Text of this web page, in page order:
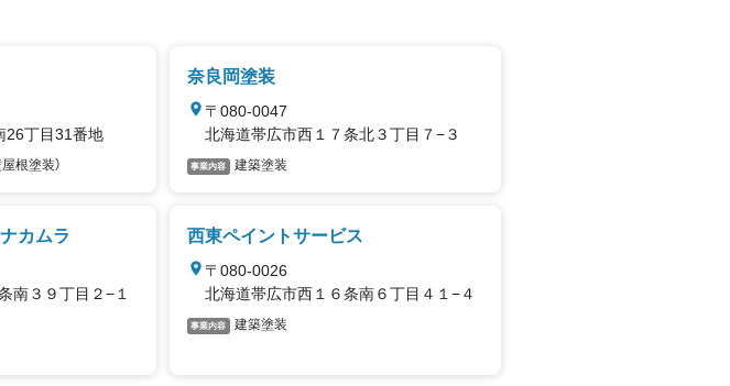
26丁目31番地
根塗装）
奈良岡塗装
〒080-0047
北海道帯広市西１７条北３丁目７−３
事業内容 建築塗装
カムラ
南３９丁目２−１
西東ペイントサービス
〒080-0026
北海道帯広市西１６条南６丁目４１−４
事業内容 建築塗装